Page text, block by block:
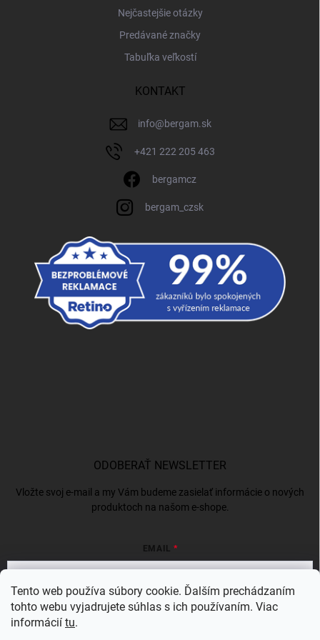
Tento web používa súbory cookie. Ďalším prechádzaním
tohto webu vyjadrujete súhlas s ich používaním. Viac
informácií tu.
Nejčastejšie otázky
Predávané značky
Tabuľka veľkostí
KONTAKT
info@bergam.sk
+421 222 205 463
bergamcz
bergam_czsk
ODOBERAŤ NEWSLETTER
Vložte svoj e-mail a my Vám budeme zasielať informácie o nových
produktoch na našom e-shope.
EMAIL
Vložením e-mailu súhlasíte s